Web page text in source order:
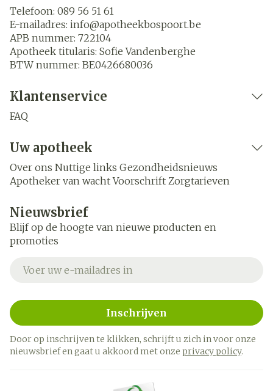
Telefoon: 089 56 51 61
E-mailadres: info@apotheekbospoort.be
APB nummer: 722104
Apotheek titularis: Sofie Vandenberghe
BTW nummer: BE0426680036
Klantenservice
FAQ
Uw apotheek
Over ons Nuttige links Gezondheidsnieuws
Apotheker van wacht Voorschrift Zorgtarieven
Nieuwsbrief
Blijf op de hoogte van nieuwe producten en
promoties
Inschrijven
Door op inschrijven te klikken, schrijft u zich in voor onze
nieuwsbrief en gaat u akkoord met onze privacy policy.